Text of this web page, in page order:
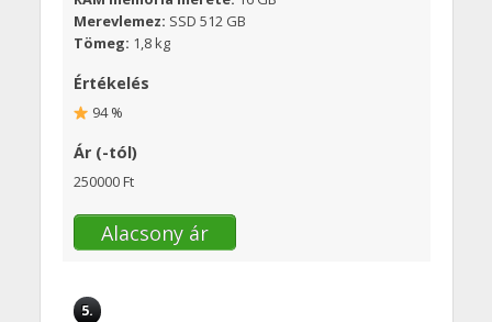
Merevlemez: SSD 512 GB
Tömeg: 1,8 kg
Értékelés
94 %
Ár (-tól)
250000 Ft
Alacsony ár
5.